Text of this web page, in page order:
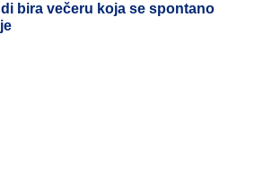
bira večeru koja se spontano